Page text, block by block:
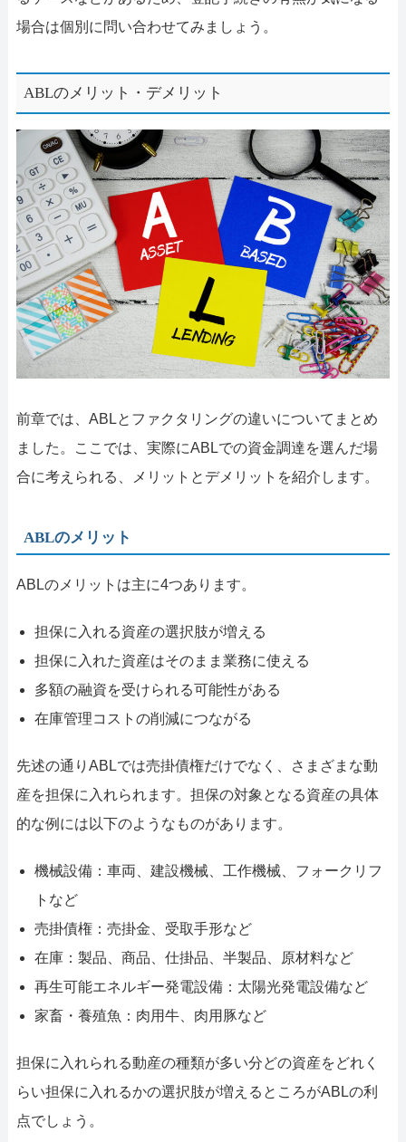
場合は個別に問い合わせてみましょう。
ABLのメリット・デメリット
前章では、ABLとファクタリングの違いについてまとめ
ました。ここでは、実際にABLでの資金調達を選んだ場
合に考えられる、メリットとデメリットを紹介します。
ABLのメリット
ABLのメリットは主に4つあります。
担保に入れる資産の選択肢が増える
担保に入れた資産はそのまま業務に使える
多額の融資を受けられる可能性がある
在庫管理コストの削減につながる
先述の通りABLでは売掛債権だけでなく、さまざまな動
産を担保に入れられます。担保の対象となる資産の具体
的な例には以下のようなものがあります。
機械設備：車両、建設機械、工作機械、フォークリフ
トなど
売掛債権：売掛金、受取手形など
在庫：製品、商品、仕掛品、半製品、原材料など
再生可能エネルギー発電設備：太陽光発電設備など
家畜・養殖魚：肉用牛、肉用豚など
担保に入れられる動産の種類が多い分どの資産をどれく
らい担保に入れるかの選択肢が増えるところがABLの利
点でしょう。